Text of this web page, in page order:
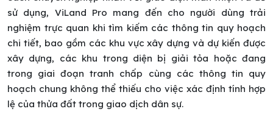
sử dụng, ViLand Pro mang đến cho người dùng trải
nghiệm trực quan khi tìm kiếm các thông tin quy hoạch
chi tiết, bao gồm các khu vực xây dựng và dự kiến được
xây dựng, các khu trong diện bị giải tỏa hoặc đang
trong giai đoạn tranh chấp cùng các thông tin quy
hoạch chung không thể thiếu cho việc xác định tính hợp
lệ của thửa đất trong giao dịch dân sự.